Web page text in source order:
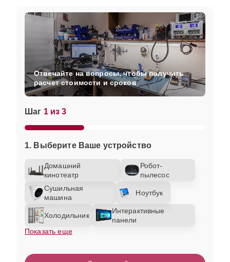
Шаг 1 из 3
1. Выберите Ваше устройство
Домашний
кинотеатр
Робот-
пылесос
Сушильная
машина
Ноутбук
Холодильник
Интерактивные
панели
Показать еще
Отвечайте на вопросы, чтобы получить
расчет стоимости и сроков